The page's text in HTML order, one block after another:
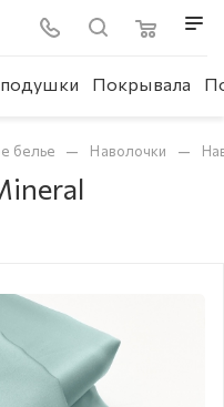
Покрывала
белье — Наволочки —